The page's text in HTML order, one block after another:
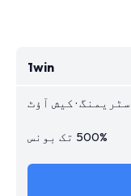
1win
· کیش آؤٹ
500% تک بونس